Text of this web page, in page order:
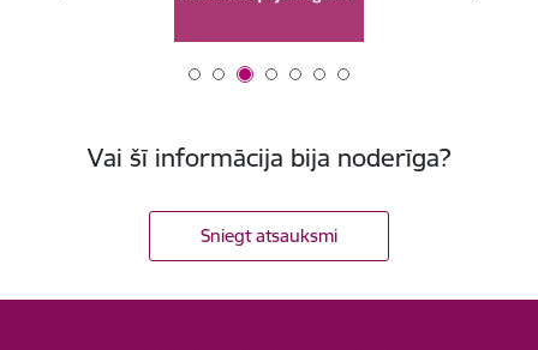
Vai šī informācija bija noderīga?
Sniegt atsauksmi